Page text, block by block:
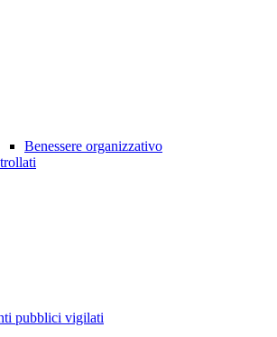
Benessere organizzativo
pubblici vigilati